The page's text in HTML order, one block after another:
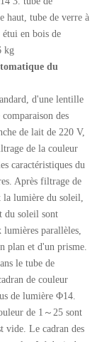
haut, tube de verre à
en bois de
kg
du
d'une lentille
des
de lait de 220 V,
de la couleur
caractéristiques du
Après filtrage de
lumière du soleil,
du soleil sont
parallèles,
plan et d'un prisme.
le tube de
de couleur
de lumière Φ14.
de 1～25 sont
vide. Le cadran des